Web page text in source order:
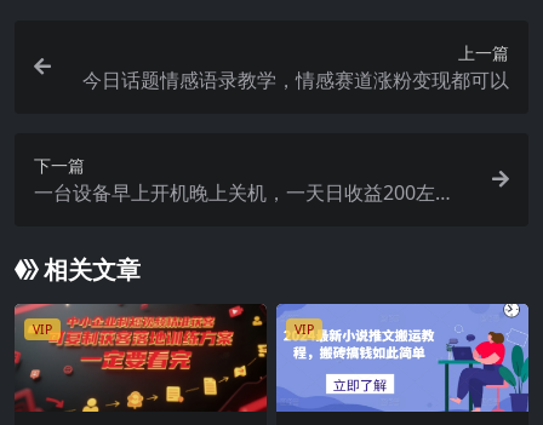
上一篇
今日话题情感语录教学，情感赛道涨粉变现都可以
下一篇
一台设备早上开机晚上关机，一天日收益200左
相关文章
VIP VIP